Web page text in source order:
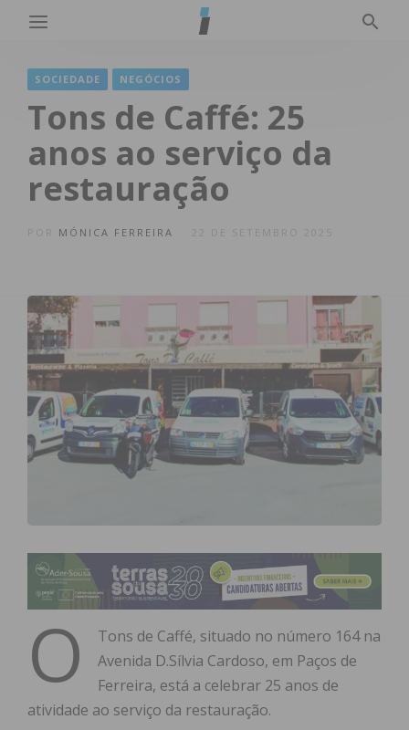
SOCIEDADE NEGÓCIOS
Tons de Caffé: 25
anos ao serviço da
restauração
MÓNICA FERREIRA 22 DE SETEMBRO 2025
O
Tons de Caffé, situado no número 164 na
Avenida D.Sílvia Cardoso, em Paços de
Ferreira, está a celebrar 25 anos de
atividade ao serviço da restauração.